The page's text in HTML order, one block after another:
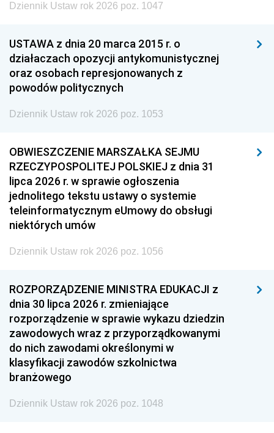
Dziennik Ustaw rok 2026 poz. 1047
USTAWA z dnia 20 marca 2015 r. o
działaczach opozycji antykomunistycznej
oraz osobach represjonowanych z
powodów politycznych
Dziennik Ustaw rok 2026 poz. 1053
OBWIESZCZENIE MARSZAŁKA SEJMU
RZECZYPOSPOLITEJ POLSKIEJ z dnia 31
lipca 2026 r. w sprawie ogłoszenia
jednolitego tekstu ustawy o systemie
teleinformatycznym eUmowy do obsługi
niektórych umów
Dziennik Ustaw rok 2026 poz. 1056
ROZPORZĄDZENIE MINISTRA EDUKACJI z
dnia 30 lipca 2026 r. zmieniające
rozporządzenie w sprawie wykazu dziedzin
zawodowych wraz z przyporządkowanymi
do nich zawodami określonymi w
klasyfikacji zawodów szkolnictwa
branżowego
Dziennik Ustaw rok 2026 poz. 1048